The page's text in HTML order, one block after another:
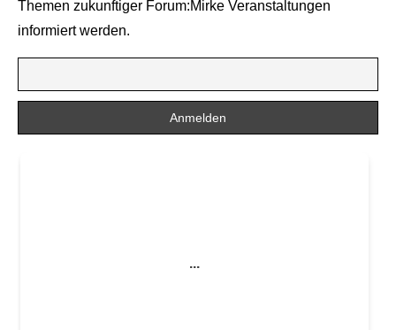
Themen zukunftiger Forum:Mirke Veranstaltungen
informiert werden.